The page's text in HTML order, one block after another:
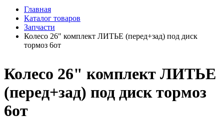
Главная
Каталог товаров
Запчасти
Колесо 26" комплект ЛИТЬЕ (перед+зад) под диск
тормоз 6от
Колесо 26" комплект ЛИТЬЕ
(перед+зад) под диск тормоз
6от